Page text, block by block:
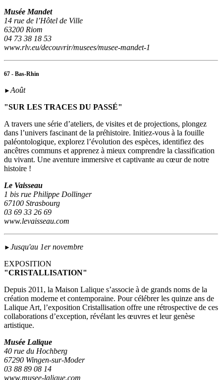
Musée Mandet
14 rue de l’Hôtel de Ville
63200 Riom
04 73 38 18 53
www.rlv.eu/decouvrir/musees/musee-mandet-1
67 - Bas-Rhin
►Août
"SUR LES TRACES DU PASSÉ"
A travers une série d’ateliers, de visites et de projections, plongez
dans l’univers fascinant de la préhistoire. Initiez-vous à la fouille
paléontologique, explorez l’évolution des espèces, identifiez des
ancêtres communs et apprenez à mieux comprendre la classification
du vivant. Une aventure immersive et captivante au cœur de notre
histoire !
Le Vaisseau
1 bis rue Philippe Dollinger
67100 Strasbourg
03 69 33 26 69
www.levaisseau.com
► Jusqu'au 1er novembre
EXPOSITION
"CRISTALLISATION"
Depuis 2011, la Maison Lalique s’associe à de grands noms de la
création moderne et contemporaine. Pour célébrer les quinze ans de
Lalique Art, l’exposition Cristallisation offre une rétrospective de ces
collaborations d’exception, révélant les œuvres et leur genèse
artistique.
Musée Lalique
40 rue du Hochberg
67290 Wingen-sur-Moder
03 88 89 08 14
www.musee-lalique.com